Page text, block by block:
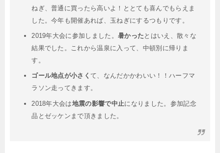
ねぎ、普通に買ったら高いよ！ととても喜んでもらえま
した。今年も開催あれば、玉ねぎにするつもりです。
2019年大会に参加しました。 暑かった とはいえ、散々な
結果でした。これから温泉に入って、中頓別に帰りま
す。
ゴール地点が小さくて、なんだかかわいい！！ハーフマ
ラソン走ってきます。
2018年大会は地震の影響で中止になりました。参加記念
品とゼッケンまで頂きました。